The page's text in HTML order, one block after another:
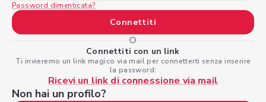
Password dimenticata?
Connettiti
O
Connettiti con un link
Ti invieremo un link magico via mail per connetterti senza inserire
la password:
Ricevi un link di connessione via mail
Non hai un profilo?